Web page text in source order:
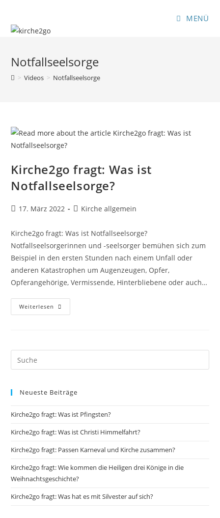
springen
MENÜ
Notfallseelsorge
> Videos > Notfallseelsorge
Kirche2go fragt: Was ist
Notfallseelsorge?
Beitrag
17. März 2022
Beitrags-
Kirche allgemein
Kirche2go fragt: Was ist Notfallseelsorge?
Notfallseelsorgerinnen und -seelsorger bemühen sich zum
Beispiel in den ersten Stunden nach einem Unfall oder
anderen Katastrophen um Augenzeugen, Opfer,
Opferangehörige, Vermissende, Hinterbliebene oder auch…
Weiterlesen Kirche2go
Fragt:
Neueste Beiträge
Kirche2go fragt: Was ist Pfingsten?
Kirche2go fragt: Was ist Christi Himmelfahrt?
Kirche2go fragt: Passen Karneval und Kirche zusammen?
Kirche2go fragt: Wie kommen die Heiligen drei Könige in die
Weihnachtsgeschichte?
Kirche2go fragt: Was hat es mit Silvester auf sich?